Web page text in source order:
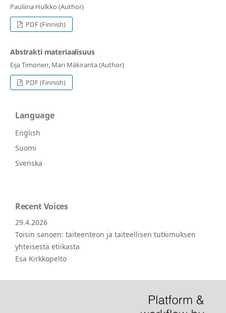
Pauliina Hulkko (Author)
PDF (Finnish)
Abstrakti materiaalisuus
Eija Timonen, Mari Mäkiranta (Author)
PDF (Finnish)
Language
English
Suomi
Svenska
Recent Voices
29.4.2026
Toisin sanoen: taiteenteon ja taiteellisen tutkimuksen
yhteisestä etiikasta
Esa Kirkkopelto